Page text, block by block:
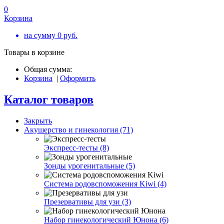
0
Корзина
на сумму 0 руб.
Товары в корзине
Общая сумма:
Корзина | Оформить
Каталог товаров
Закрыть
Акушерство и гинекология (71)
Экспресс-тесты (8)
Зонды урогенитальные (5)
Система родовспоможения Kiwi (4)
Презервативы для узи (3)
Набор гинекологический Юнона (6)